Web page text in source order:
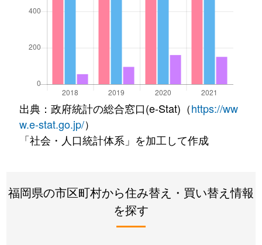
出典：政府統計の総合窓口(e-Stat)（https://ww
w.e-stat.go.jp/）
「社会・人口統計体系」を加工して作成
福岡県の市区町村から住み替え・買い替え情報
を探す